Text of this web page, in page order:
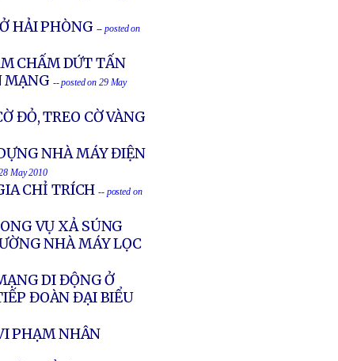
HẢI PHÒNG -- posted on
CHẤM DỨT TẤN
MẠNG -- posted on 29 May
ĐỎ, TREO CỜ VÀNG
NHÀ MÁY ĐIỆN
May 2010
CHỈ TRÍCH -- posted on
VỤ XẢ SÚNG
NHÀ MÁY LỌC
DI ĐỘNG Ở
ĐOÀN ĐẠI BIỂU
PHẠM NHÂN